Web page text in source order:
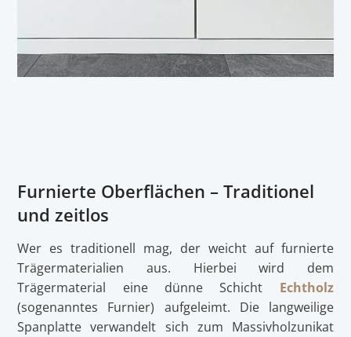
Furnierte Oberflächen – Traditionel
und zeitlos
Wer es traditionell mag, der weicht auf furnierte
Trägermaterialien aus. Hierbei wird dem
Trägermaterial eine dünne Schicht Echtholz
(sogenanntes Furnier) aufgeleimt. Die langweilige
Spanplatte verwandelt sich zum Massivholzunikat